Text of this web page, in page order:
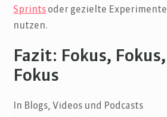
Sprints oder gezielte Experimente
nutzen.
Fazit: Fokus, Fokus,
Fokus
In Blogs, Videos und Podcasts